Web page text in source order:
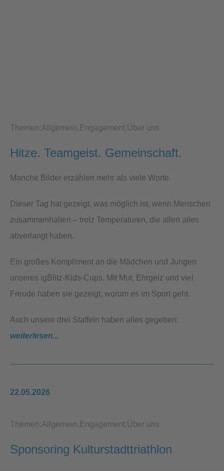
Themen:Allgemein Engagement Über uns
Hitze. Teamgeist. Gemeinschaft.
Manche Bilder erzählen mehr als viele Worte.
Dieser Tag hat gezeigt, was möglich ist, wenn Menschen
zusammenhalten – trotz Temperaturen, die allen alles
abverlangt haben.
Ein großes Kompliment an die Mädchen und Jungen
unseres igBlitz-Kids-Cups. Mit Mut, Ehrgeiz und viel
Freude haben sie gezeigt, worum es im Sport geht.
Auch unsere drei Staffeln haben alles gegeben:
weiterlesen...
22.05.2026
Themen:Allgemein Engagement Über uns
Sponsoring Kulturstadttriathlon